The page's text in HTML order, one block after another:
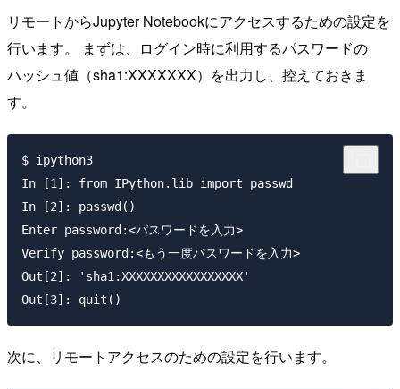
リモートからJupyter Notebookにアクセスするための設定を
行います。 まずは、ログイン時に利用するパスワードの
ハッシュ値（sha1:XXXXXXX）を出力し、控えておきま
す。
$ ipython3
In [1]: from IPython.lib import passwd
In [2]: passwd()
Enter password:<パスワードを入力>
Verify password:<もう一度パスワードを入力>
Out[2]: 'sha1:XXXXXXXXXXXXXXXXX'
次に、リモートアクセスのための設定を行います。